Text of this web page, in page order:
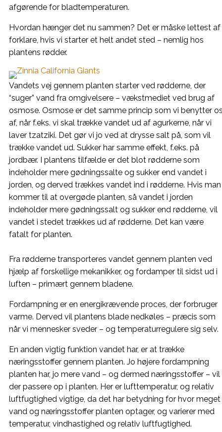
afgørende for bladtemperaturen.
Hvordan hænger det nu sammen? Det er måske lettest af
forklare, hvis vi starter et helt andet sted – nemlig hos
plantens rødder.
Vandets vej gennem planten starter ved rødderne, der
“suger” vand fra omgivelsere – vækstmediet ved brug af
osmose. Osmose er det samme princip som vi benytter
af, når f.eks. vi skal trække vandet ud af agurkerne, når vi
laver tzatziki. Det gør vi jo ved at drysse salt på, som vil
trække vandet ud. Sukker har samme effekt, f.eks. på
jordbær. I plantens tilfælde er det blot rødderne som
indeholder mere gødningssalte og sukker end vandet i
jorden, og derved trækkes vandet ind i rødderne. Hvis man
kommer til at overgøde planten, så vandet i jorden
indeholder mere gødningssalt og sukker end rødderne, vil
vandet i stedet trækkes ud af rødderne. Det kan være
fatalt for planten.
Fra rødderne transporteres vandet gennem planten ved
hjælp af forskellige mekanikker, og fordamper til sidst ud i
luften – primært gennem bladene.
Fordampning er en energikrævende proces, der forbruger
varme. Derved vil plantens blade nedkøles – præcis som
når vi mennesker sveder – og temperaturregulere sig selv.
En anden vigtig funktion vandet har, er at trække
næringsstoffer gennem planten. Jo højere fordampning
planten har, jo mere vand – og dermed næringsstoffer – vil
der passere op i planten. Her er lufttemperatur, og relativ
luftfugtighed vigtige, da det har betydning for hvor meget
vand og næringsstoffer planten optager, og varierer med
temperatur, vindhastighed og relativ luftfugtighed.